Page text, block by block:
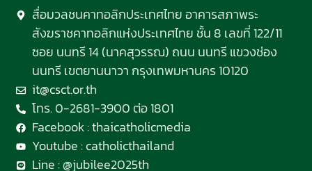
สื่อมวลชนคาทอลิกประเทศไทย อาคารสภาพระ
สังฆราชคาทอลิกแห่งประเทศไทย ชั้น 8 เลขที่ 122/11
ซอย นนทรี 14 (นาคสุวรรณ) ถนน นนทรี แขวงช่อง
นนทรี เขตยานนาวา กรุงเทพมหานคร 10120
it@csct.or.th
โทร. 0-2681-3900 ต่อ 1801
Facebook : thaicatholicmedia
Youtube : catholicthailand
Line : @jubilee2025th